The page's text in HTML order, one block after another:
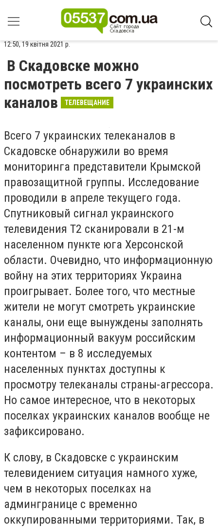
12:50, 19 квітня 2021 р.
В Скадовске можно
посмотреть всего 7 украинских
каналов
ТЕЛЕВЕЩАНИЕ
Всего 7 украинских телеканалов в
Скадовске обнаружили во время
мониторинга представители Крымской
правозащитной группы. Исследование
проводили в апреле текущего года.
Спутниковый сигнал украинского
телевидения Т2 сканировали в 21-м
населенном пункте юга Херсонской
области. Очевидно, что информационную
войну на этих территориях Украина
проигрывает. Более того, что местные
жители не могут смотреть украинские
каналы, они еще вынуждены заполнять
информационный вакуум российским
контентом – в 8 исследуемых
населенных пунктах доступны к
просмотру телеканалы страны-агрессора.
Но самое интересное, что в некоторых
поселках украинских каналов вообще не
зафиксировано.
К слову, в Скадовске с украинским
телевидением ситуация намного хуже,
чем в некоторых поселках на
админгранице с временно
оккупированными территориями. Так, в